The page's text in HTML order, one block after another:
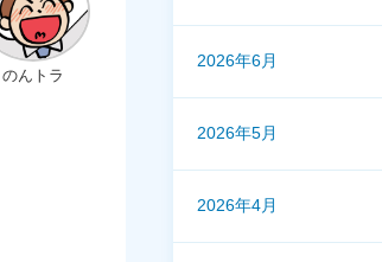
のんトラ
2026年6月
2026年5月
2026年4月